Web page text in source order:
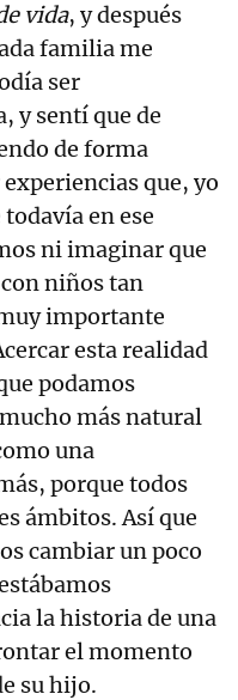
vida, y después
familia me
ser
y sentí que de
de forma
que, yo
en ese
ni imaginar que
niños tan
importante
esta realidad
podamos
más natural
una
porque todos
ámbitos. Así que
cambiar un poco
la historia de una
el momento
su hijo.